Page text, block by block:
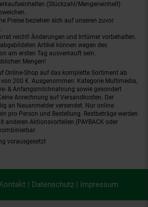
(Stückzahl/Mengeneinheit)
Preise beziehen sich auf unseren zuvor
reicht! Änderungen und Irrtümer vorbehalten.
Artikel können wegen des
am ersten Tag ausverkauft sein.
Mengen!
Online-Shop auf das komplette Sortiment ab
200 €. Ausgenommen: Kategorie Multimedia,
& Anfangsmilchnahrung sowie gesondert
Anrechnung auf Versandkosten. Der
an Neuanmelder versendet. Nur online
pro Person und Bestellung. Restbeträge werden
anderen Aktionsvorteilen (PAYBACK oder
vorausgesetzt
Kontakt | Datenschutz | Impressum